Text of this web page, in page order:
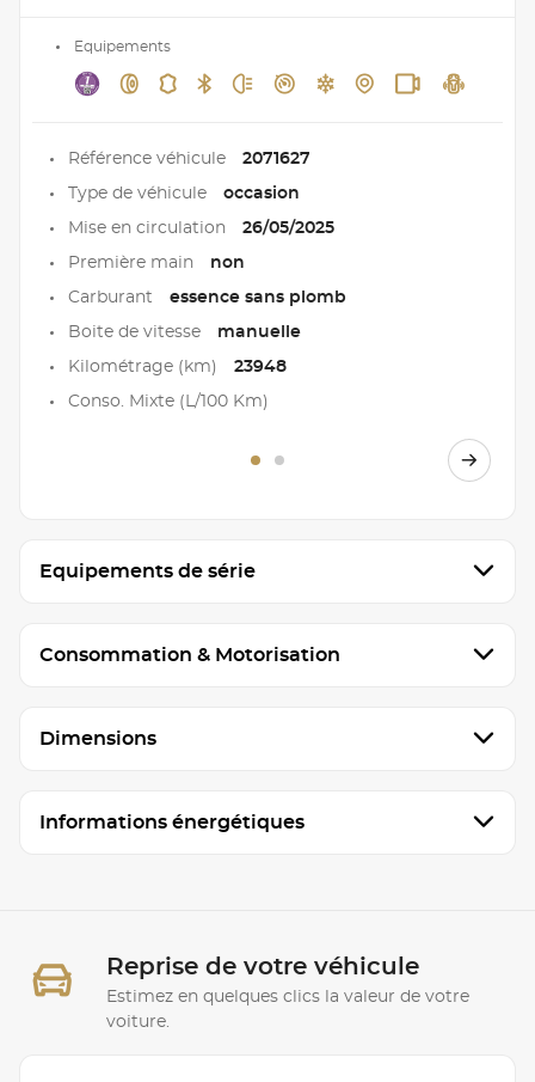
Equipements
Référence véhicule 2071627
Type de véhicule occasion
Mise en circulation 26/05/2025
Première main non
Carburant essence sans plomb
Boite de vitesse manuelle
Kilométrage (km) 23948
Conso. Mixte (L/100 Km)
Equipements de série
Consommation & Motorisation
Dimensions
Informations énergétiques
Reprise de votre véhicule
Estimez en quelques clics la valeur de votre
voiture.